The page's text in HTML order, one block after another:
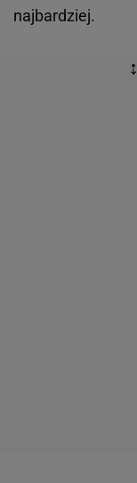
najbardziej.